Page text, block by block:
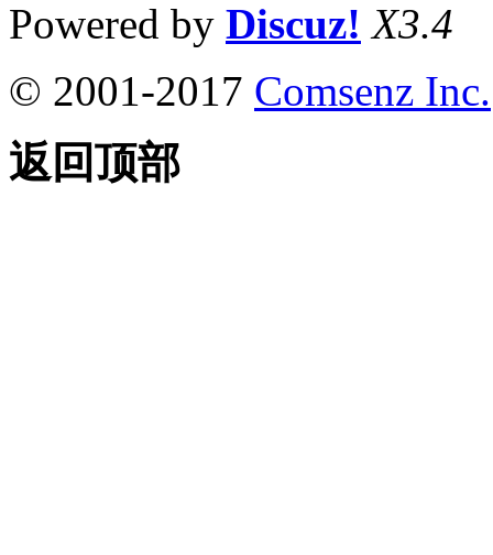
Powered by Discuz! X3.4
© 2001-2017 Comsenz Inc.
返回顶部